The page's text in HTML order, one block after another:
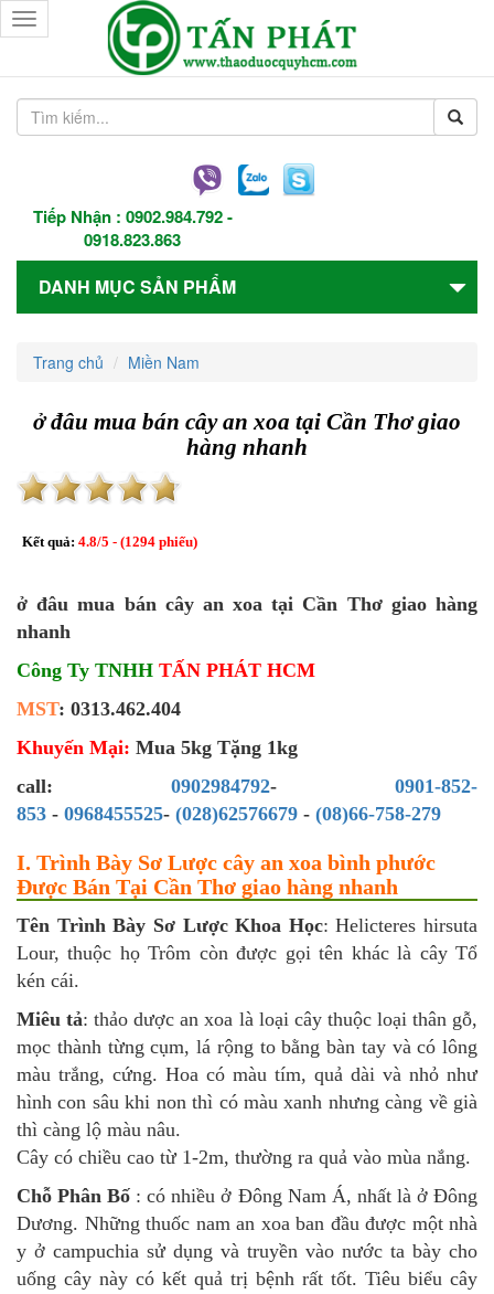
Tiếp Nhận : 0902.984.792-
0918.823.863
Toggle
navigation
DANH MỤC SẢN PHẨM
Trang chủ Miền Nam
ở đâu mua bán cây an xoa tại Cần Thơ giao
hàng nhanh
Kết quả: 4.8/5 - (1294 phiếu)
ở đâu mua bán cây an xoa tại Cần Thơ giao hàng
nhanh
Công Ty TNHH TẤN PHÁT HCM
MST: 0313.462.404
Khuyến Mại: Mua 5kg Tặng 1kg
call: 0902984792- 0901-852-
853 - 0968455525- (028)62576679 - (08)66-758-279
I. Trình Bày Sơ Lược cây an xoa bình phước
Được Bán Tại Cần Thơ giao hàng nhanh
Tên Trình Bày Sơ Lược Khoa Học: Helicteres hirsuta
Lour, thuộc họ Trôm còn được gọi tên khác là cây Tổ
kén cái.
Miêu tả: thảo dược an xoa là loại cây thuộc loại thân gỗ,
mọc thành từng cụm, lá rộng to bằng bàn tay và có lông
màu trắng, cứng. Hoa có màu tím, quả dài và nhỏ như
hình con sâu khi non thì có màu xanh nhưng càng về già
thì càng lộ màu nâu.
Cây có chiều cao từ 1-2m, thường ra quả vào mùa nắng.
Chỗ Phân Bố : có nhiều ở Đông Nam Á, nhất là ở Đông
Dương. Những thuốc nam an xoa ban đầu được một nhà
y ở campuchia sử dụng và truyền vào nước ta bày cho
uống cây này có kết quả trị bệnh rất tốt. Tiêu biểu cây